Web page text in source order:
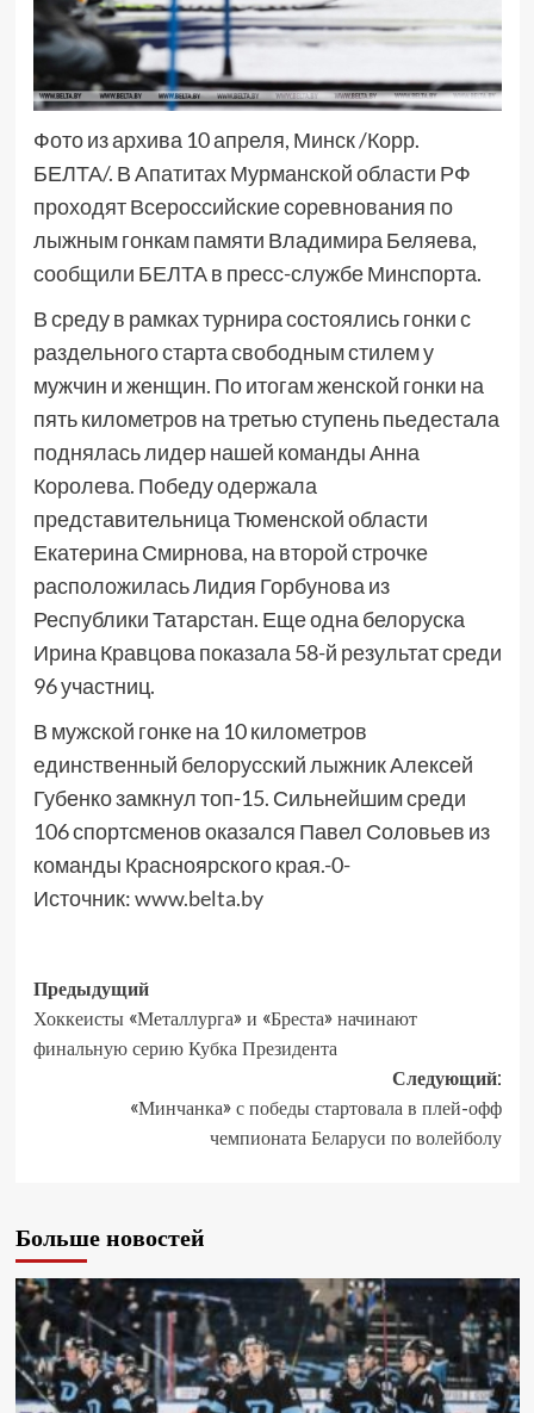
Фото из архива 10 апреля, Минск /Корр.
БЕЛТА/. В Апатитах Мурманской области РФ
проходят Всероссийские соревнования по
лыжным гонкам памяти Владимира Беляева,
сообщили БЕЛТА в пресс-службе Минспорта.
В среду в рамках турнира состоялись гонки с
раздельного старта свободным стилем у
мужчин и женщин. По итогам женской гонки на
пять километров на третью ступень пьедестала
поднялась лидер нашей команды Анна
Королева. Победу одержала
представительница Тюменской области
Екатерина Смирнова, на второй строчке
расположилась Лидия Горбунова из
Республики Татарстан. Еще одна белоруска
Ирина Кравцова показала 58-й результат среди
96 участниц.
В мужской гонке на 10 километров
единственный белорусский лыжник Алексей
Губенко замкнул топ-15. Сильнейшим среди
106 спортсменов оказался Павел Соловьев из
команды Красноярского края.-0-
Источник:www.belta.by
Предыдущий
Хоккеисты «Металлурга» и «Бреста» начинают
финальную серию Кубка Президента
Следующий:
«Минчанка» с победы стартовала в плей-офф
чемпионата Беларуси по волейболу
Больше новостей